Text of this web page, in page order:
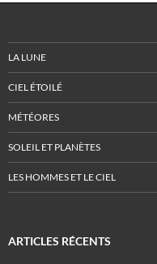
LA LUNE
CIEL ÉTOILÉ
MÉTÉORES
SOLEIL ET PLANÈTES
LES HOMMES ET LE CIEL
ARTICLES RÉCENTS